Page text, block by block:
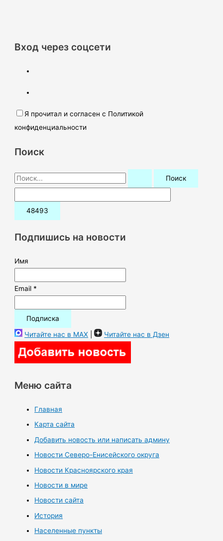
Вход через соцсети
Я прочитал и согласен с Политикой
конфиденциальности
Поиск
П
о
и
:Подпишись на новости
Имя
Email *
Читайте нас в MAX | Читайте нас в Дзен
Меню сайта
Главная
Карта сайта
Добавить новость или написать админу
Новости Северо-Енисейского округа
Новости Красноярского края
Новости в мире
Новости сайта
История
Населенные пункты